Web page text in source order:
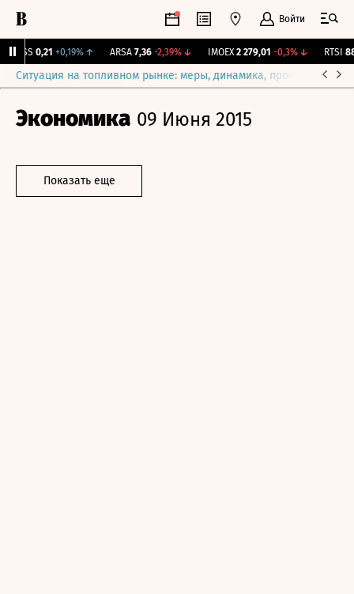
Войти
RGSS 0,21 +0,19%↑ ARSA 7,36 -2,39%↓ IMOEX 2 279,01 -0,3%↓ RTSI
Ситуация на топливном рынке: меры, динамика, прогнозы
Экономика 09 Июня 2015
Показать еще